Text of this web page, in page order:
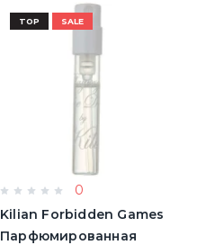
TOP SALE
0
Kilian Forbidden Games
Парфюмированная